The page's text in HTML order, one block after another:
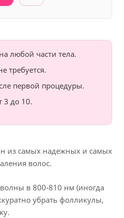
на любой части тела.
требуется.
первой процедуры.
3 до 10.
из самых надежных и самых
волос.
в 800-810 нм (иногда
убрать фолликулы,